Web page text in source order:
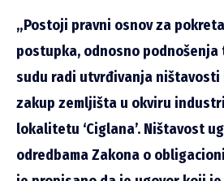
„Postoji pravni osnov za
postupka, odnosno podnošenja
sudu radi utvrđivanja ništavosti
zakup zemljišta u okviru
lokalitetu ‘Ciglana’. Ništavost
odredbama Zakona o